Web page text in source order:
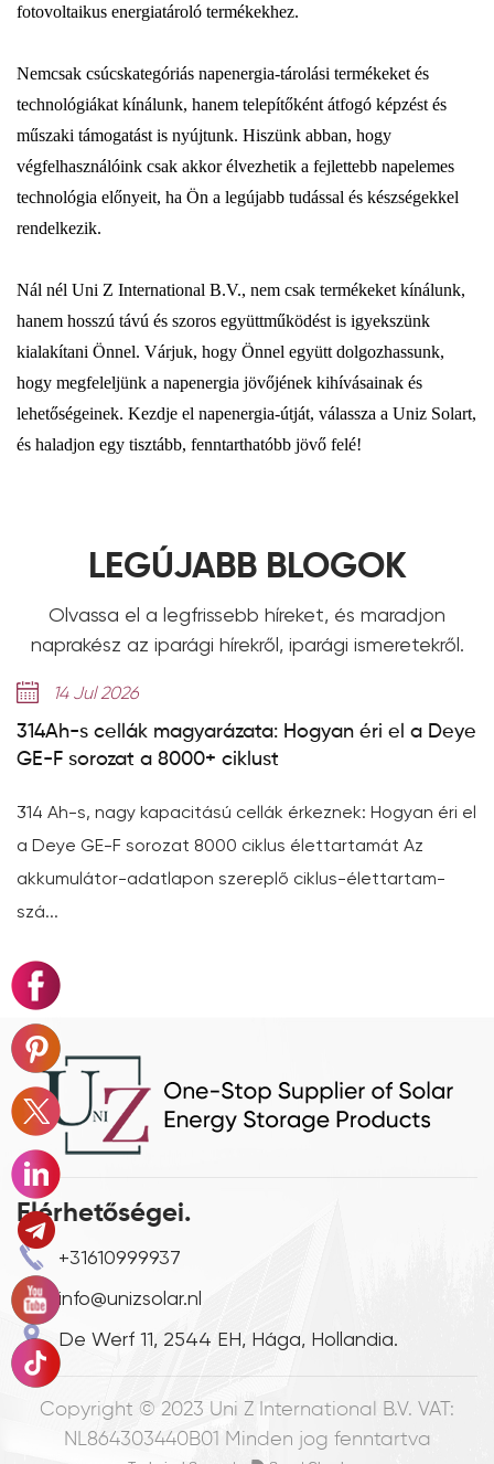
fotovoltaikus energiatároló termékekhez.
Nemcsak csúcskategóriás napenergia-tárolási termékeket és
technológiákat kínálunk, hanem telepítőként átfogó képzést és
műszaki támogatást is nyújtunk. Hiszünk abban, hogy
végfelhasználóink ​​csak akkor élvezhetik a fejlettebb napelemes
technológia előnyeit, ha Ön a legújabb tudással és készségekkel
rendelkezik.
Nál nél Uni Z International B.V., nem csak termékeket kínálunk,
hanem hosszú távú és szoros együttműködést is igyekszünk
kialakítani Önnel. Várjuk, hogy Önnel együtt dolgozhassunk,
hogy megfeleljünk a napenergia jövőjének kihívásainak és
lehetőségeinek. Kezdje el napenergia-útját, válassza a Uniz Solart,
és haladjon egy tisztább, fenntarthatóbb jövő felé!
LEGÚJABB BLOGOK
Olvassa el a legfrissebb híreket, és maradjon
naprakész az iparági hírekről, iparági ismeretekről.
14 Jul 2026
314Ah-s cellák magyarázata: Hogyan éri el a Deye
GE-F sorozat a 8000+ ciklust
314 Ah-s, nagy kapacitású cellák érkeznek: Hogyan éri el
a Deye GE-F sorozat 8000 ciklus élettartamát Az
akkumulátor-adatlapon szereplő ciklus-élettartam-
szá...
Elérhetőségei.
+31610999937
info@unizsolar.nl
De Werf 11, 2544 EH, Hága, Hollandia.
Copyright © 2023 Uni Z International B.V. VAT:
NL864303440B01 Minden jog fenntartva